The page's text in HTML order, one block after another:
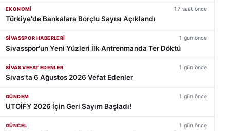
EKONOMI
Türkiye'de Bankalara Borçlu Sayısı Açıklandı
17 saat önce
SIVASSPOR HABERLERI
Sivasspor'un Yeni Yüzleri İlk Antrenmanda Ter Döktü
1 gün önce
SIVAS VEFAT EDENLER
Sivas'ta 6 Ağustos 2026 Vefat Edenler
1 gün önce
GÜNDEM
UTOİFY 2026 İçin Geri Sayım Başladı!
1 gün önce
GÜNCEL 1 gün önce